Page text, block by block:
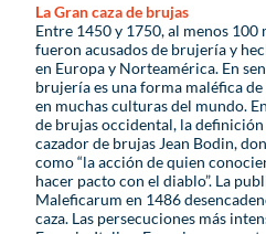
La Gran caza de brujas
Entre 1450 y 1750, al menos
fueron acusados de brujería y
en Europa y Norteamérica. En
brujería es una forma maléfica
en muchas culturas del mundo.
de brujas occidental, la
cazador de brujas Jean Bodin,
como “la acción de quien
hacer pacto con el diablo”. La
Maleficarum en 1486
caza. Las persecuciones más